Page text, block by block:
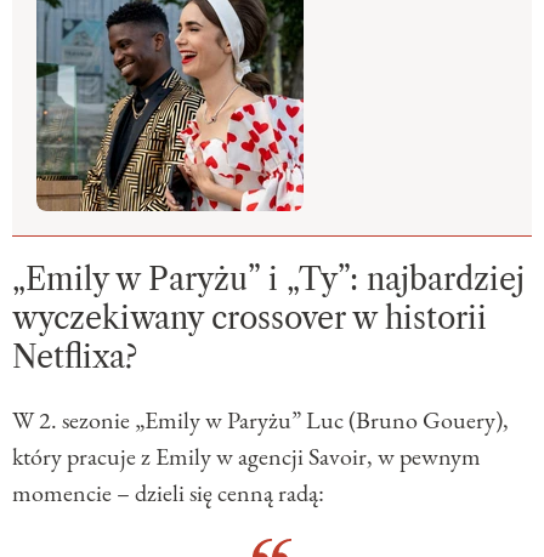
„Emily w Paryżu” i „Ty”: najbardziej
wyczekiwany crossover w historii
Netflixa?
W 2. sezonie „Emily w Paryżu” Luc (Bruno Gouery),
który pracuje z Emily w agencji Savoir, w pewnym
momencie – dzieli się cenną radą: